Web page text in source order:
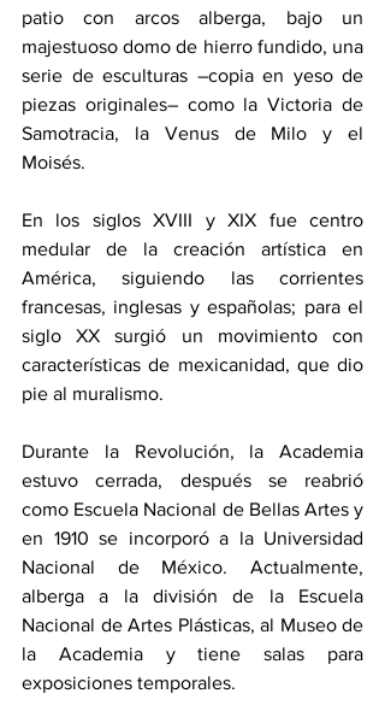
patio con arcos alberga, bajo un
majestuoso domo de hierro fundido, una
serie de esculturas –copia en yeso de
piezas originales– como la Victoria de
Samotracia, la Venus de Milo y el
Moisés.
En los siglos XVIII y XIX fue centro
medular de la creación artística en
América, siguiendo las corrientes
francesas, inglesas y españolas; para el
siglo XX surgió un movimiento con
características de mexicanidad, que dio
pie al muralismo.
Durante la Revolución, la Academia
estuvo cerrada, después se reabrió
como Escuela Nacional de Bellas Artes y
en 1910 se incorporó a la Universidad
Nacional de México. Actualmente,
alberga a la división de la Escuela
Nacional de Artes Plásticas, al Museo de
la Academia y tiene salas para
exposiciones temporales.